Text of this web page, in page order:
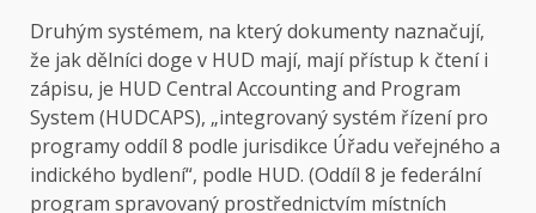
Druhým systémem, na který dokumenty naznačují,
že jak dělníci doge v HUD mají, mají přístup k čtení i
zápisu, je HUD Central Accounting and Program
System (HUDCAPS), „integrovaný systém řízení pro
programy oddíl 8 podle jurisdikce Úřadu veřejného a
indického bydlení“, podle HUD. (Oddíl 8 je federální
program spravovaný prostřednictvím místních